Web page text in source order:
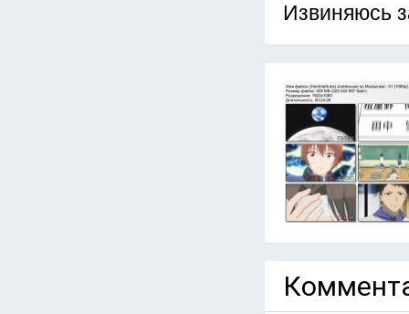
Извиняюсь